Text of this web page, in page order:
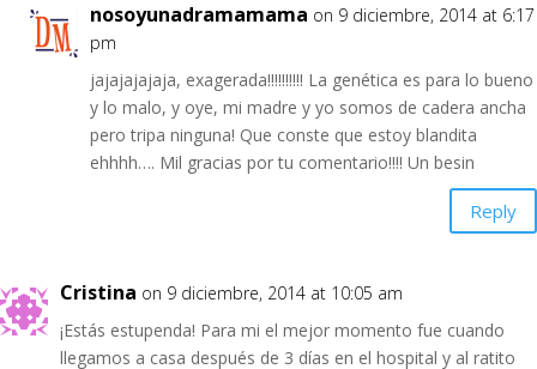
nosoyunadramamama on 9 diciembre, 2014 at 6:17
pm
jajajajajaja, exagerada!!!!!!!!!! La genética es para lo bueno
y lo malo, y oye, mi madre y yo somos de cadera ancha
pero tripa ninguna! Que conste que estoy blandita
ehhhh…. Mil gracias por tu comentario!!!! Un besin
Reply
Cristina on 9 diciembre, 2014 at 10:05 am
¡Estás estupenda! Para mi el mejor momento fue cuando
llegamos a casa después de 3 días en el hospital y al ratito